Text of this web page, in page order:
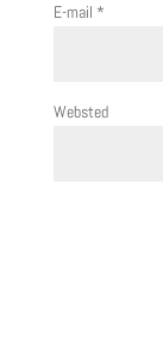
E-mail *
Websted